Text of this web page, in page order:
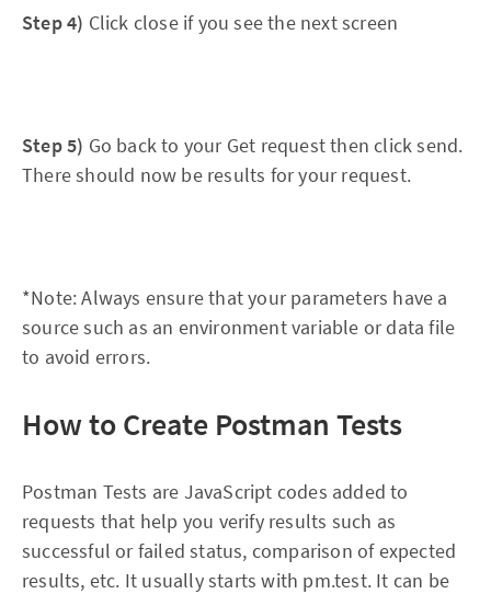
Step 4) Click close if you see the next screen
Step 5) Go back to your Get request then click send.
There should now be results for your request.
*Note: Always ensure that your parameters have a
source such as an environment variable or data file
to avoid errors.
How to Create Postman Tests
Postman Tests are JavaScript codes added to
requests that help you verify results such as
successful or failed status, comparison of expected
results, etc. It usually starts with pm.test. It can be